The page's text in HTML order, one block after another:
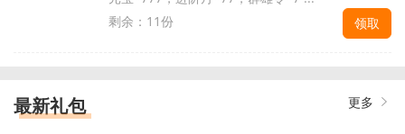
剩余：11份
领取
最新礼包 更多